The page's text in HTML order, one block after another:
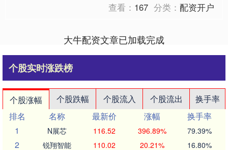
查看： 167 分类：配资开户
大牛配资文章已加载完成
个股实时涨跌榜
个股涨幅 个股跌幅 个股流入 个股流出
换手率
排名
名称 最新价 涨幅
换手率
1
N展芯 116.52 396.89% 79.39%
2 锐翔智能 110.02 20.21% 16.80%